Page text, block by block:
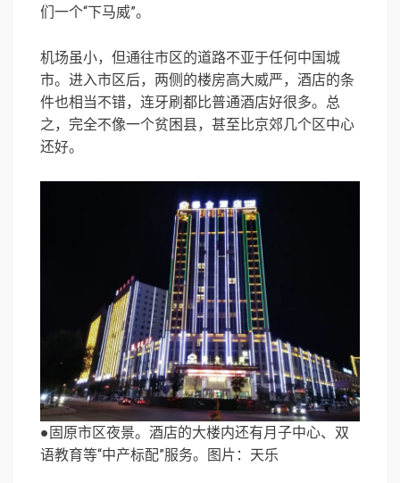
们一个“下马威”。
机场虽小，但通往市区的道路不亚于任何中国城
市。进入市区后，两侧的楼房高大威严，酒店的条
件也相当不错，连牙刷都比普通酒店好很多。总
之，完全不像一个贫困县，甚至比京郊几个区中心
还好。
●固原市区夜景。酒店的大楼内还有月子中心、双
语教育等“中产标配”服务。图片：天乐